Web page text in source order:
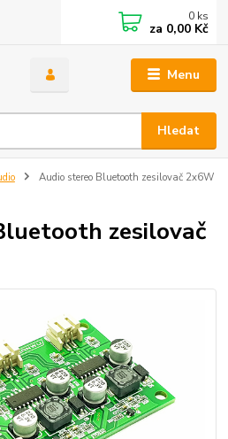
Menu
Hledat
0 ks
za 0,00 Kč
Audio stereo Bluetooth zesilovač 2x6W
zesilovač